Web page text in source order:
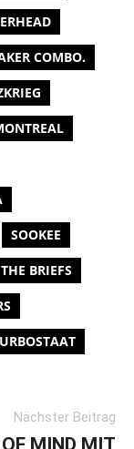
COMBO.
SOOKEE
THE BRIEFS
Nächster Beitrag
MIND MIT